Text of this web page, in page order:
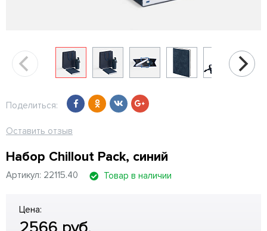
Поделиться:
Оставить отзыв
Набор Chillout Pack, синий
Артикул: 22115.40 Товар в наличии
Цена: